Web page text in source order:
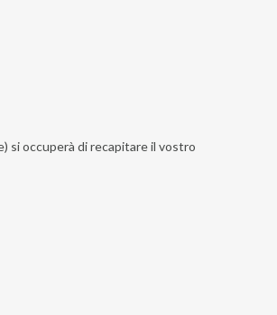
si occuperà di recapitare il vostro